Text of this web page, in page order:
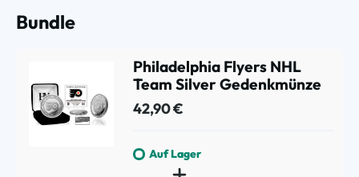
Bundle
Philadelphia Flyers NHL
Team Silver Gedenkmünze
42,90 €
Auf Lager